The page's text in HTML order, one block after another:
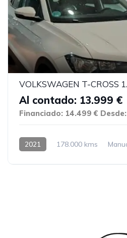
VOLKSWAGEN T-CROSS
Al contado: 13.999 €
Financiado: 14.499 €
2021 178.000 kms